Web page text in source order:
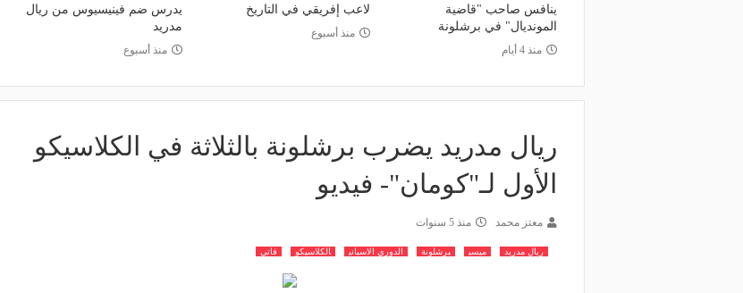
ينافس صاحب "قاضية
المونديال" في برشلونة
منذ 4 أيام
لاعب إفريقي في التاريخ
منذ أسبوع
يدرس ضم فينيسيوس من ريال
مدريد
منذ أسبوع
ريال مدريد يضرب برشلونة بالثلاثة في الكلاسيكو
الأول لـ"كومان"- فيديو
معتز محمد منذ 5 سنوات
ريال مدريد ميسي برشلونة الدوري الاسباني الكلاسيكو فاتي
مشاركة تاريخية و"أندية اندماج".. كل ما
منذ 18 ساعة
نادي الخلود: صلاح انتقل للدوري